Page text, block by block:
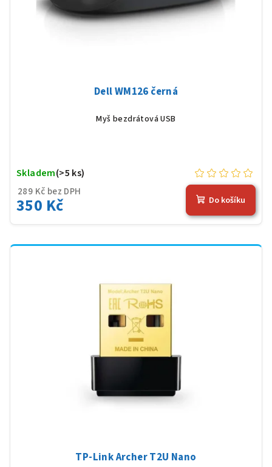
Dell WM126 černá
Myš bezdrátová USB
289 Kč bez DPH
350 Kč
Skladem(>5 ks)
Do košíku
TP-Link Archer T2U Nano